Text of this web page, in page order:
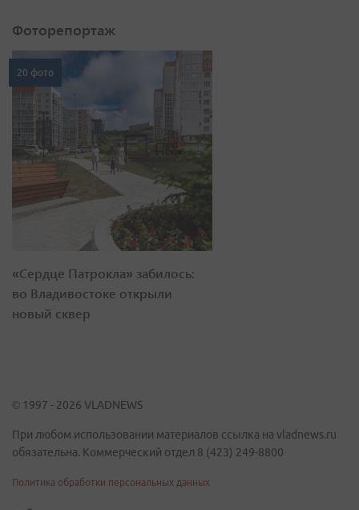
Фоторепортаж
20 фото
«Сердце Патрокла» забилось:
во Владивостоке открыли
новый сквер
© 1997 - 2026 VLADNEWS
При любом использовании материалов ссылка на vladnews.ru
обязательна. Коммерческий отдел 8 (423) 249-8800
Политика обработки персональных данных